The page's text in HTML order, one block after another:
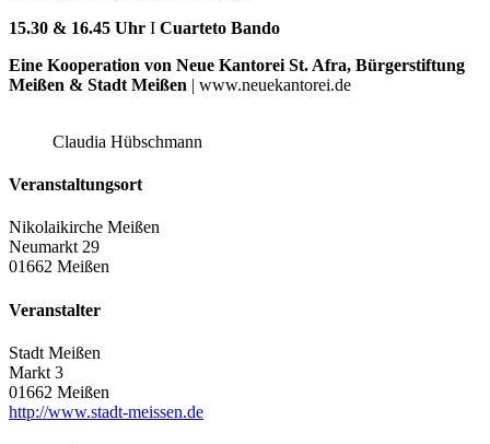
15.30 & 16.45 Uhr I Cuarteto Bando
Eine Kooperation von Neue Kantorei St. Afra, Bürgerstiftung
Meißen & Stadt Meißen | www.neuekantorei.de
Claudia Hübschmann
Veranstaltungsort
Nikolaikirche Meißen
Neumarkt 29
01662 Meißen
Veranstalter
Stadt Meißen
Markt 3
01662 Meißen
http://www.stadt-meissen.de